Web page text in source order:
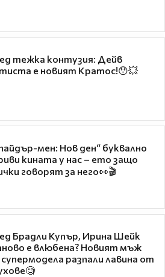
тежка контузия: Дейв
е новият Кратос!😯💥
мен: Нов ден“ буквално
кината у нас – ето защо
говорят за него👀🎬
Брадли Купър, Ирина Шейк
е влюбена? Новият мъж
разпали лавина от